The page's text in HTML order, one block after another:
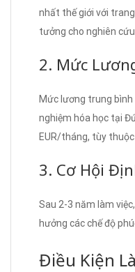
nhất thế giới với
tưởng cho nghiên cứu
2. Mức
Mức lương trung
nghiệm hóa học tại
EUR/tháng, tùy
3. Cơ Hội
Sau 2-3 năm làm
hưởng các chế độ
Điều Kiện